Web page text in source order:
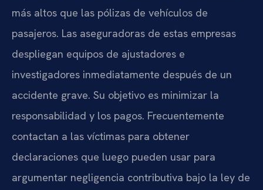
más altos que las pólizas de vehículos de
pasajeros. Las aseguradoras de estas empresas
despliegan equipos de ajustadores e
investigadores inmediatamente después de un
accidente grave. Su objetivo es minimizar la
responsabilidad y los pagos. Frecuentemente
contactan a las víctimas para obtener
declaraciones que luego pueden usar para
argumentar negligencia contributiva bajo la ley de